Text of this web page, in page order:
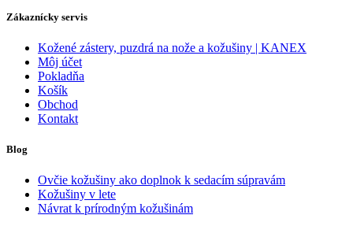
Zákaznícky servis
Kožené zástery, puzdrá na nože a kožušiny | KANEX
Môj účet
Pokladňa
Košík
Obchod
Kontakt
Blog
Ovčie kožušiny ako doplnok k sedacím súpravám
Kožušiny v lete
Návrat k prírodným kožušinám